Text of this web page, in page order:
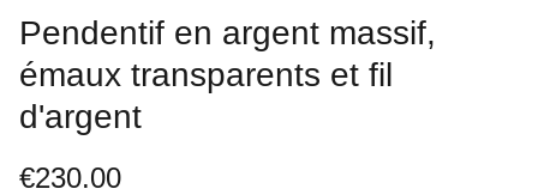
Pendentif en argent massif,
émaux transparents et fil
d'argent
€230.00